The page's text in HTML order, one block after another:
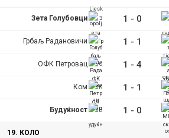
Зета Голубовци 1 - 0
Грбаљ Радановичи 1 - 1
ОФК Петровац 1 - 4
Ком 1 - 1
Будуќност 1 - 0
19. КОЛО